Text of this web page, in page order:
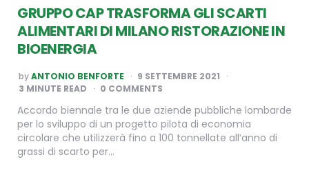
GRUPPO CAP TRASFORMA GLI SCARTI
ALIMENTARI DI MILANO RISTORAZIONE IN
BIOENERGIA
POSTED
BY
byANTONIO BENFORTE
9 SETTEMBRE 2021
3 MINUTE READ 0 COMMENTS
Accordo biennale tra le due aziende pubbliche lombarde
per lo sviluppo di un progetto pilota di economia
circolare che utilizzerà fino a 100 tonnellate all’anno di
grassi di scarto per…